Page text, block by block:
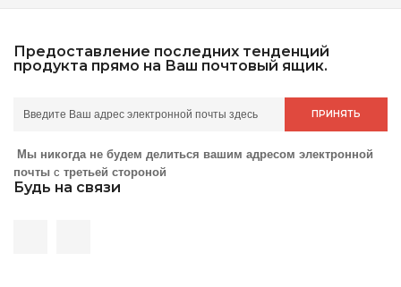
Предоставление последних тенденций
продукта прямо на Ваш почтовый ящик.
ПРИНЯТЬ
Мы никогда не будем делиться вашим адресом электронной
почты с третьей стороной
Будь на связи